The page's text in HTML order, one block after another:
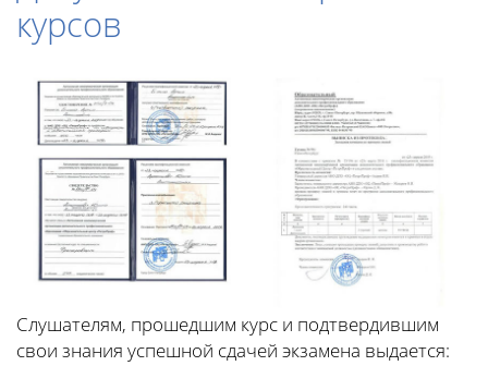
курсов
Слушателям, прошедшим курс и подтвердившим
свои знания успешной сдачей экзамена выдается: